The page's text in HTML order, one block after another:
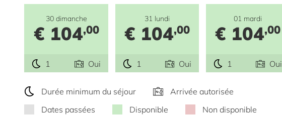
30 dimanche
€ 104,00
1 Oui
31 lundi
€ 104,00
1 Oui
01 mardi
€ 104,00
1 Oui
Durée minimum du séjour
Arrivée autorisée
Dates passées
Disponible Non disponible